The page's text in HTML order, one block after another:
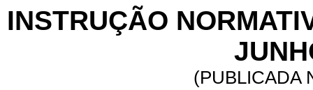
INSTRUÇÃO
(PUBLICADA